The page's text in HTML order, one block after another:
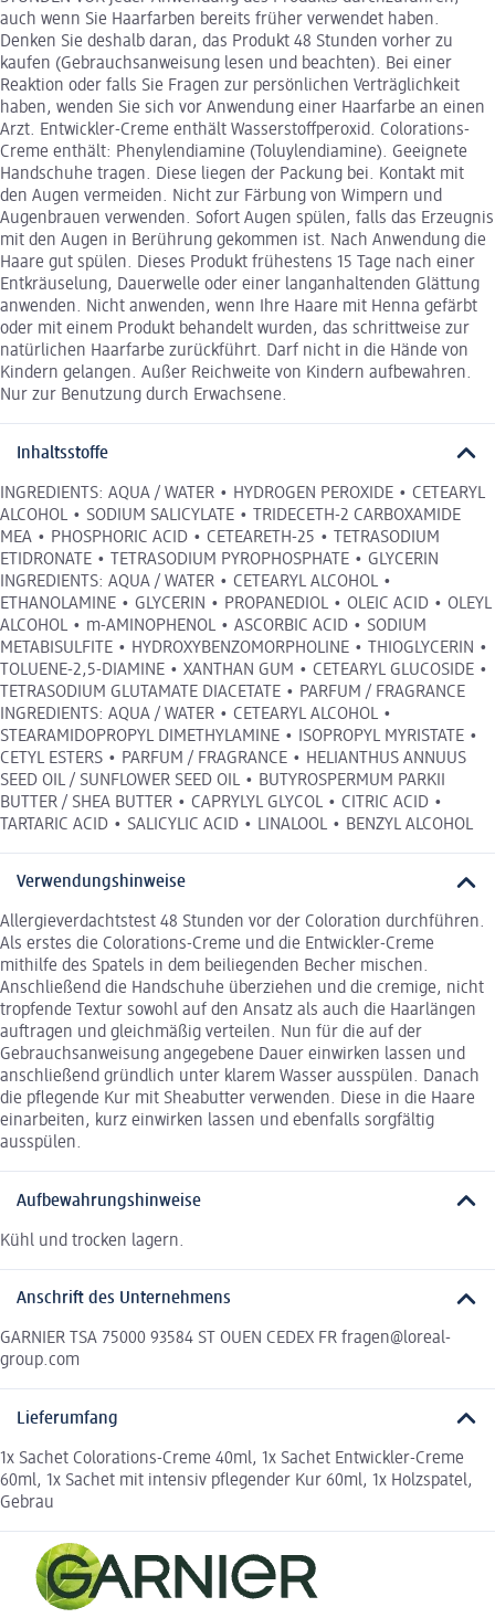
auch wenn Sie Haarfarben bereits früher verwendet haben.
Denken Sie deshalb daran, das Produkt 48 Stunden vorher zu
kaufen (Gebrauchsanweisung lesen und beachten). Bei einer
Reaktion oder falls Sie Fragen zur persönlichen Verträglichkeit
haben, wenden Sie sich vor Anwendung einer Haarfarbe an einen
Arzt. Entwickler-Creme enthält Wasserstoffperoxid. Colorations-
Creme enthält: Phenylendiamine (Toluylendiamine). Geeignete
Handschuhe tragen. Diese liegen der Packung bei. Kontakt mit
den Augen vermeiden. Nicht zur Färbung von Wimpern und
Augenbrauen verwenden. Sofort Augen spülen, falls das Erzeugnis
mit den Augen in Berührung gekommen ist. Nach Anwendung die
Haare gut spülen. Dieses Produkt frühestens 15 Tage nach einer
Entkräuselung, Dauerwelle oder einer langanhaltenden Glättung
anwenden. Nicht anwenden, wenn Ihre Haare mit Henna gefärbt
oder mit einem Produkt behandelt wurden, das schrittweise zur
natürlichen Haarfarbe zurückführt. Darf nicht in die Hände von
Kindern gelangen. Außer Reichweite von Kindern aufbewahren.
Nur zur Benutzung durch Erwachsene.
Inhaltsstoffe
INGREDIENTS: AQUA / WATER • HYDROGEN PEROXIDE • CETEARYL
ALCOHOL • SODIUM SALICYLATE • TRIDECETH-2 CARBOXAMIDE
MEA • PHOSPHORIC ACID • CETEARETH-25 • TETRASODIUM
ETIDRONATE • TETRASODIUM PYROPHOSPHATE • GLYCERIN
INGREDIENTS: AQUA / WATER • CETEARYL ALCOHOL •
ETHANOLAMINE • GLYCERIN • PROPANEDIOL • OLEIC ACID • OLEYL
ALCOHOL • m-AMINOPHENOL • ASCORBIC ACID • SODIUM
METABISULFITE • HYDROXYBENZOMORPHOLINE • THIOGLYCERIN •
TOLUENE-2,5-DIAMINE • XANTHAN GUM • CETEARYL GLUCOSIDE •
TETRASODIUM GLUTAMATE DIACETATE • PARFUM / FRAGRANCE
INGREDIENTS: AQUA / WATER • CETEARYL ALCOHOL •
STEARAMIDOPROPYL DIMETHYLAMINE • ISOPROPYL MYRISTATE •
CETYL ESTERS • PARFUM / FRAGRANCE • HELIANTHUS ANNUUS
SEED OIL / SUNFLOWER SEED OIL • BUTYROSPERMUM PARKII
BUTTER / SHEA BUTTER • CAPRYLYL GLYCOL • CITRIC ACID •
TARTARIC ACID • SALICYLIC ACID • LINALOOL • BENZYL ALCOHOL
Verwendungshinweise
Allergieverdachtstest 48 Stunden vor der Coloration durchführen.
Als erstes die Colorations-Creme und die Entwickler-Creme
mithilfe des Spatels in dem beiliegenden Becher mischen.
Anschließend die Handschuhe überziehen und die cremige, nicht
tropfende Textur sowohl auf den Ansatz als auch die Haarlängen
auftragen und gleichmäßig verteilen. Nun für die auf der
Gebrauchsanweisung angegebene Dauer einwirken lassen und
anschließend gründlich unter klarem Wasser ausspülen. Danach
die pflegende Kur mit Sheabutter verwenden. Diese in die Haare
einarbeiten, kurz einwirken lassen und ebenfalls sorgfältig
ausspülen.
Aufbewahrungshinweise
Kühl und trocken lagern.
Anschrift des Unternehmens
GARNIER TSA 75000 93584 ST OUEN CEDEX FR fragen@loreal-
group.com
Lieferumfang
1x Sachet Colorations-Creme 40ml, 1x Sachet Entwickler-Creme
60ml, 1x Sachet mit intensiv pflegender Kur 60ml, 1x Holzspatel,
Gebrau